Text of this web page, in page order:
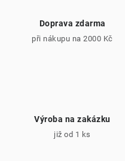
Doprava zdarma
při nákupu na 2000 Kč
Výroba na zakázku
již od 1 ks